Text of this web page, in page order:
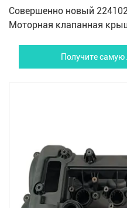
Совершенно новый
Моторная клапанная
Получите